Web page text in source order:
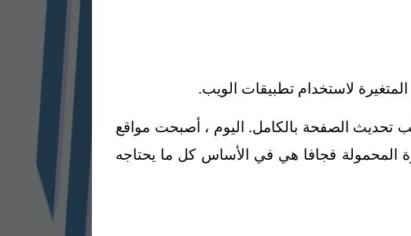
تحديث الصفحة بالكامل. اليوم ، أصبحت مواقع
المحمولة فجافا هي في الأساس كل ما يحتاجه